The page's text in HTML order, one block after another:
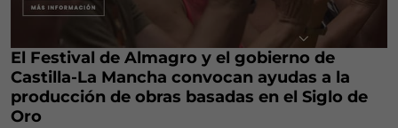
El Festival de Almagro y el gobierno de
Castilla-La Mancha convocan ayudas a la
producción de obras basadas en el Siglo de
Oro